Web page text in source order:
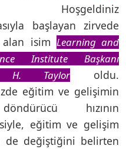
Hoşgeldiniz
başlayan zirvede
isim Learning and
Institute Başkanı
H. Taylor oldu.
eğitim ve gelişimin
hızının
eğitim ve gelişim
de değiştiğini belirten